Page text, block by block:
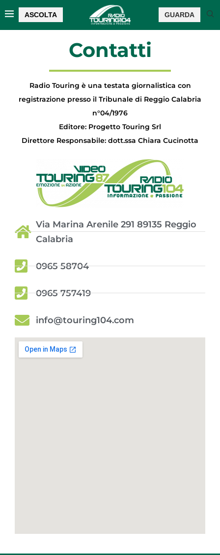
ASCOLTA GUARDA
Contatti
Radio Touring è una testata giornalistica con
registrazione presso il Tribunale di Reggio Calabria
n°04/1976
Editore: Progetto Touring Srl
Direttore Responsabile: dott.ssa Chiara Cucinotta
Via Marina Arenile 291 89135 Reggio
Calabria
0965 58704
0965 757419
info@touring104.com